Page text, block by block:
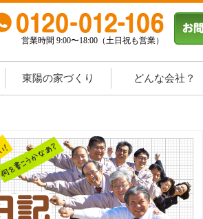
営業時間 9:00〜18:00（土日祝も営業）
東陽の家づくり どんな会社？